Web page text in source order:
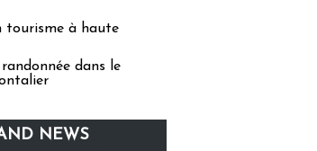
tourisme à haute
dans le
NEWS